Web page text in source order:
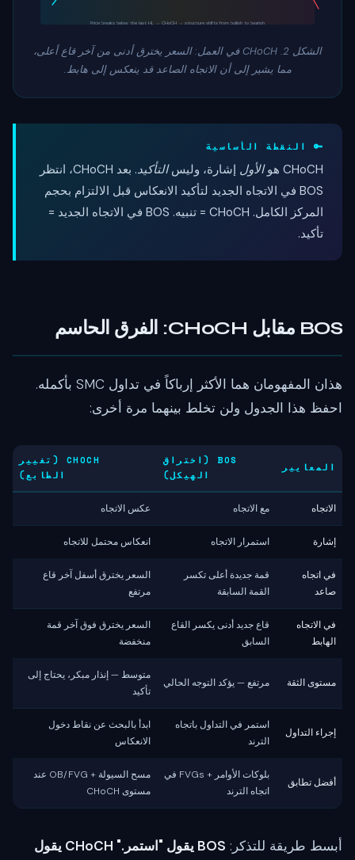
Price breaks below the last HL → CHoCH → structure shifts from bullish to bearish
الشكل 2. CHoCH في العمل: السعر يخترق أدنى من آخر قاع أعلى،
مما يشير إلى أن الاتجاه الصاعد قد ينعكس إلى هابط.
🔑 النقطة الأساسية
CHoCH هو الأول إشارة، وليسالتأكيد
. بعد CHoCH، انتظر
BOS في الاتجاه الجديد لتأكيد الانعكاس قبل الالتزام بحجم
المركز الكامل. CHoCH = تنبيه. BOS في الاتجاه الجديد =
تأكيد.
BOS مقابل CHoCH: الفرق الحاسم
هذان المفهومان هما الأكثر إرباكاً في تداول SMC بأكمله.
احفظ هذا الجدول ولن تخلط بينهما مرة أخرى:
المعايير
BOS (اختراق
الهيكل)
CHOCH (تغيير
الطابع)
الاتجاه مع الاتجاه عكس الاتجاه
إشارة استمرار الاتجاه انعكاس محتمل للاتجاه
في اتجاه
صاعد
قمة جديدة أعلى تكسر
القمة السابقة
السعر يخترق أسفل آخر قاع
مرتفع
في الاتجاه
الهابط
قاع جديد أدنى يكسر القاع
السابق
السعر يخترق فوق آخر قمة
منخفضة
مستوى الثقة مرتفع — يؤكد التوجه الحالي
متوسط — إنذار مبكر، يحتاج إلى
تأكيد
إجراء التداول
استمر في التداول باتجاه
الترند
ابدأ بالبحث عن نقاط دخول
الانعكاس
أفضل تطابق
بلوكات الأوامر + FVGs في
اتجاه الترند
مسح السيولة + OB/FVG عند
مستوى CHoCH
أبسط طريقة للتذكر:
BOS يقول "استمر." CHoCH يقول